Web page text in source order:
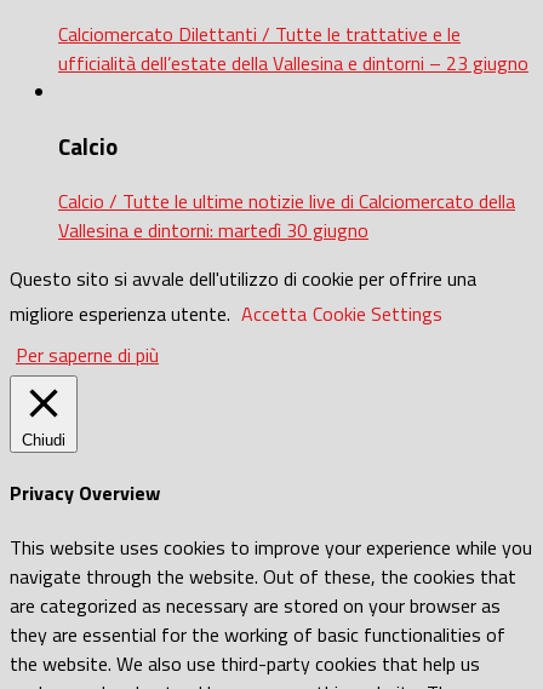
Calciomercato Dilettanti / Tutte le trattative e le
ufficialità dell’estate della Vallesina e dintorni – 23 giugno
Calcio
Calcio / Tutte le ultime notizie live di Calciomercato della
Vallesina e dintorni: martedì 30 giugno
Questo sito si avvale dell'utilizzo di cookie per offrire una
migliore esperienza utente. Accetta Cookie Settings
Per saperne di più
Chiudi
Privacy Overview
This website uses cookies to improve your experience while you
navigate through the website. Out of these, the cookies that
are categorized as necessary are stored on your browser as
they are essential for the working of basic functionalities of
the website. We also use third-party cookies that help us